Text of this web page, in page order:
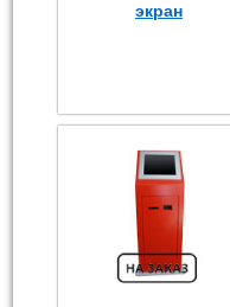
экран